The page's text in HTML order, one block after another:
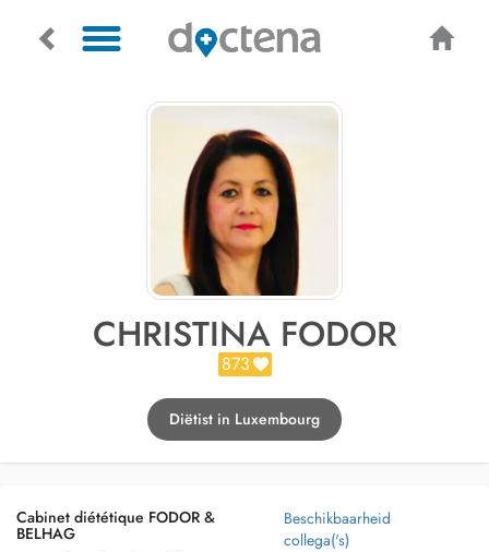
CHRISTINA FODOR
873
Diëtist in Luxembourg
Cabinet diététique FODOR &
BELHAG
Beschikbaarheid
collega('s)